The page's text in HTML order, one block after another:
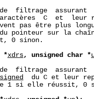
filtrage  assurant
C  et  leur
pas être plus
pointeur sur la
0 sinon.
*xdrs, unsigned char *
filtrage  assurant
du C et leur
1 si elle réussit, 0